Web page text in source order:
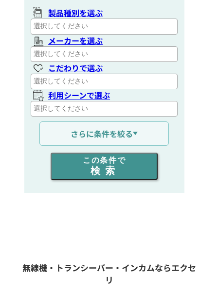
製品種別を選ぶ
メーカーを選ぶ
こだわりで選ぶ
利用シーンで選ぶ
通信距離を選ぶ
出力を選ぶ
同時通話人数を選ぶ
フリーワード入力(製品名等)
さらに条件を絞る
この条件で
検索
無線機・トランシーバー・インカムならエクセ
リ